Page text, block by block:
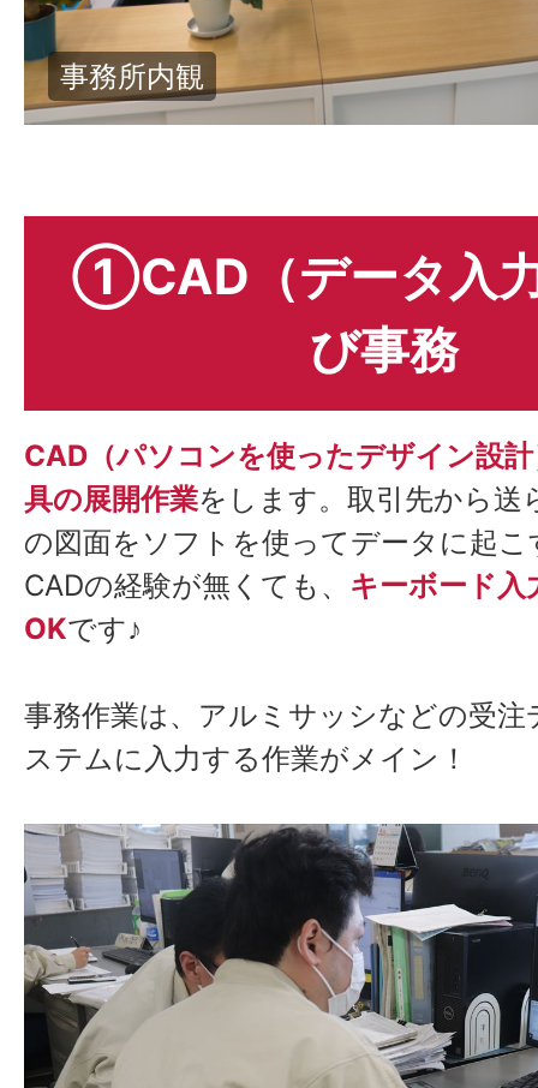
工場内観①
①CAD（データ入
び事務
CAD（パソコンを使ったデザイン設
具の展開作業をします。取引先から送
の図面をソフトを使ってデータに起こ
CADの経験が無くても、 キーボード
OKです♪
事務作業は、アルミサッシなどの受注
ステムに入力する作業がメイン！